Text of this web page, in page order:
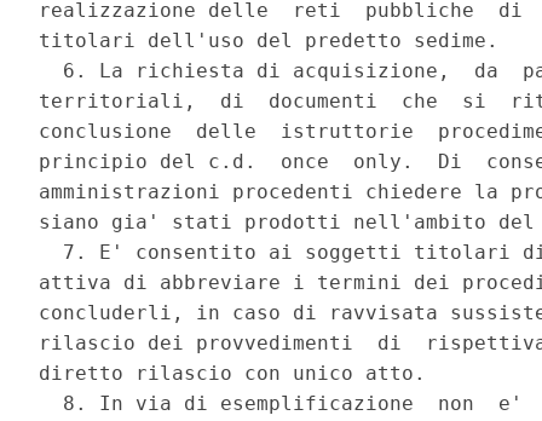
realizzazione delle  reti  pubbliche  di
titolari dell'uso del predetto sedime.
6. La richiesta di acquisizione,  da
territoriali,  di  documenti  che  si
conclusione  delle  istruttorie
principio del c.d.  once  only.  Di
amministrazioni procedenti chiedere la
siano gia' stati prodotti nell'ambito del
7. E' consentito ai soggetti titolari
attiva di abbreviare i termini dei
concluderli, in caso di ravvisata
rilascio dei provvedimenti  di
diretto rilascio con unico atto.
8. In via di esemplificazione  non  e'